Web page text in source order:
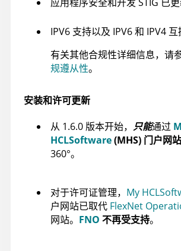
IPV6 支持以及 IPV6 和 IPV4 互
有关其他合规性详细信息，请
规遵从性。
安装和许可更新
从 1.6.0 版本开始， 只能通过
HCLSoftware(MHS) 门户网站
360°。
对于许可证管理， My
户网站已取代 FlexNet
网站。 FNO 不再受支持。